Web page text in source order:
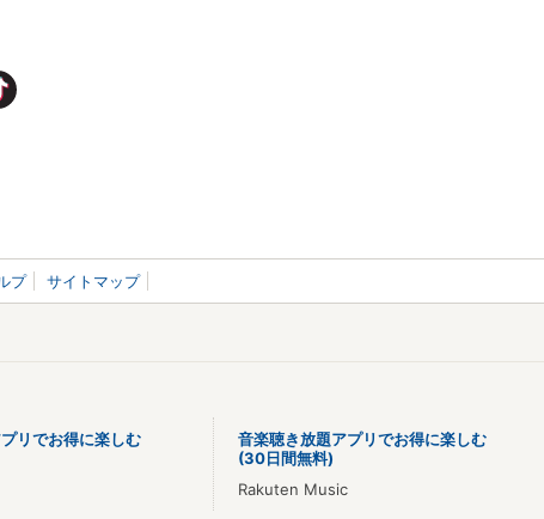
プ サイトマップ
リでお得に楽しむ
音楽聴き放題アプリでお得に楽しむ
(30日間無料)
Rakuten Music